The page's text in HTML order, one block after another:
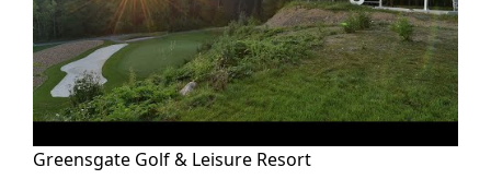
Greensgate Golf & Leisure Resort